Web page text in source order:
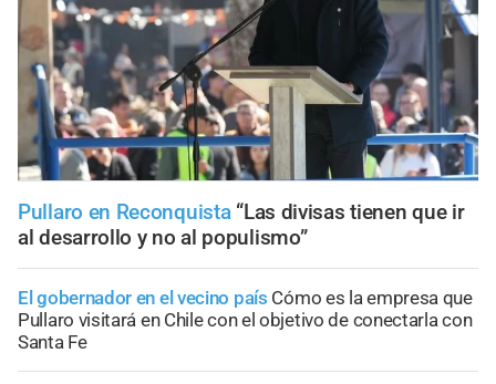
Pullaro en Reconquista “Las divisas tienen que ir
al desarrollo y no al populismo”
El gobernador en el vecino país Cómo es la empresa que
Pullaro visitará en Chile con el objetivo de conectarla con
Santa Fe